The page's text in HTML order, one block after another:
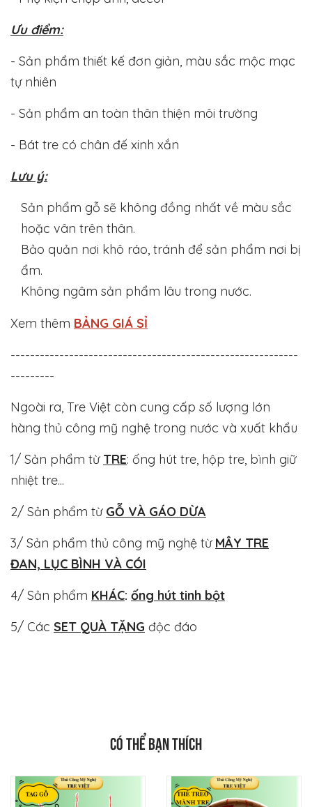
Ưu điểm:
- Sản phẩm thiết kế đơn giản, màu sắc mộc mạc
tự nhiên
- Sản phẩm an toàn thân thiện môi trường
- Bát tre có chân đế xinh xắn
Lưu ý:
Sản phẩm gỗ sẽ không đồng nhất về màu sắc
hoặc vân trên thân.
Bảo quản nơi khô ráo, tránh để sản phẩm nơi bị
ẩm.
Không ngâm sản phẩm lâu trong nước.
Xem thêm BẢNG GIÁ SỈ
-----------------------------------------------------------
---------
Ngoài ra, Tre Việt còn cung cấp số lượng lớn
hàng thủ công mỹ nghệ trong nước và xuất khẩu
1/ Sản phẩm từ TRE: ống hút tre, hộp tre, bình giữ
nhiệt tre...
2/ Sản phẩm từ GỖ VÀ GÁO DỪA
3/ Sản phẩm thủ công mỹ nghệ từ MÂY TRE
ĐAN, LỤC BÌNH VÀ CÓI
4/ Sản phẩm KHÁC: ống hút tinh bột
5/ Các SET QUÀ TẶNG độc đáo
CÓ THỂ BẠN THÍCH